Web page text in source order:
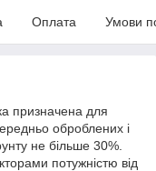
Оплата Умови
призначена для
оброблених і
не більше 30%.
потужністю від